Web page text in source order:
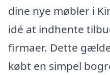
dine nye møbler i
idé at indhente
firmaer. Dette
købt en simpel